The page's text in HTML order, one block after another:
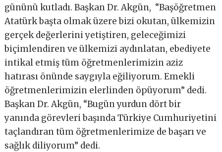
gününü kutladı. Başkan Dr. Akgün, “Başöğretmen
Atatürk başta olmak üzere bizi okutan, ülkemizin
gerçek değerlerini yetiştiren, geleceğimizi
biçimlendiren ve ülkemizi aydınlatan, ebediyete
intikal etmiş tüm öğretmenlerimizin aziz
hatırası önünde saygıyla eğiliyorum. Emekli
öğretmenlerimizin elerlinden öpüyorum” dedi.
Başkan Dr. Akgün, “Bugün yurdun dört bir
yanında görevleri başında Türkiye Cumhuriyetini
taçlandıran tüm öğretmenlerimize de başarı ve
sağlık diliyorum” dedi.